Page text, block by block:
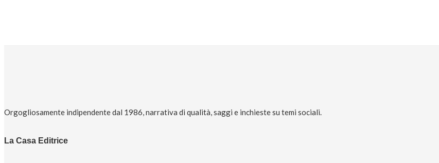
Orgogliosamente indipendente dal 1986, narrativa di qualità, saggi e inchieste su temi sociali.
La Casa Editrice